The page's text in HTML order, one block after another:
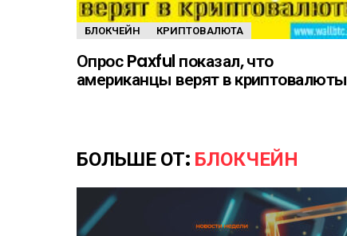
БЛОКЧЕЙН КРИПТОВАЛЮТА
Опрос Paxful показал, что
американцы верят в криптовалюты
БОЛЬШЕ ОТ: БЛОКЧЕЙН